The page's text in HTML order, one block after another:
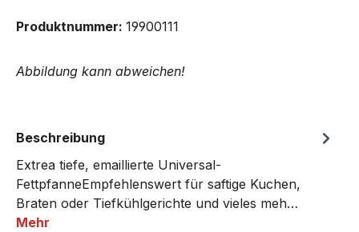
Produktnummer: 19900111
Abbildung kann abweichen!
Beschreibung
Extrea tiefe, emaillierte Universal-
FettpfanneEmpfehlenswert für saftige Kuchen,
Braten oder Tiefkühlgerichte und vieles meh…
Mehr